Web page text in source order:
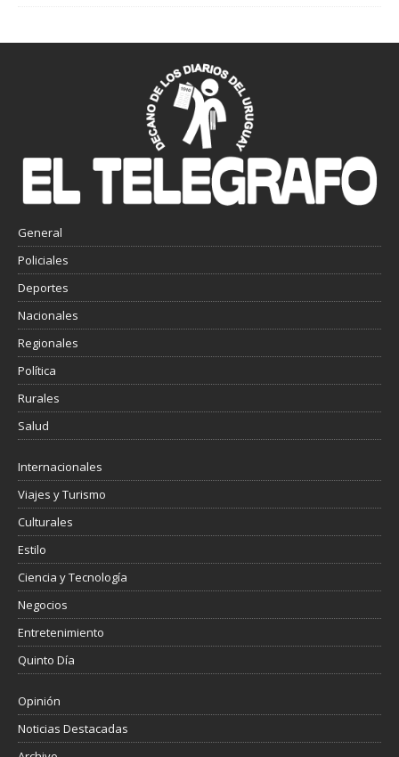
General
Policiales
Deportes
Nacionales
Regionales
Política
Rurales
Salud
Internacionales
Viajes y Turismo
Culturales
Estilo
Ciencia y Tecnología
Negocios
Entretenimiento
Quinto Día
Opinión
Noticias Destacadas